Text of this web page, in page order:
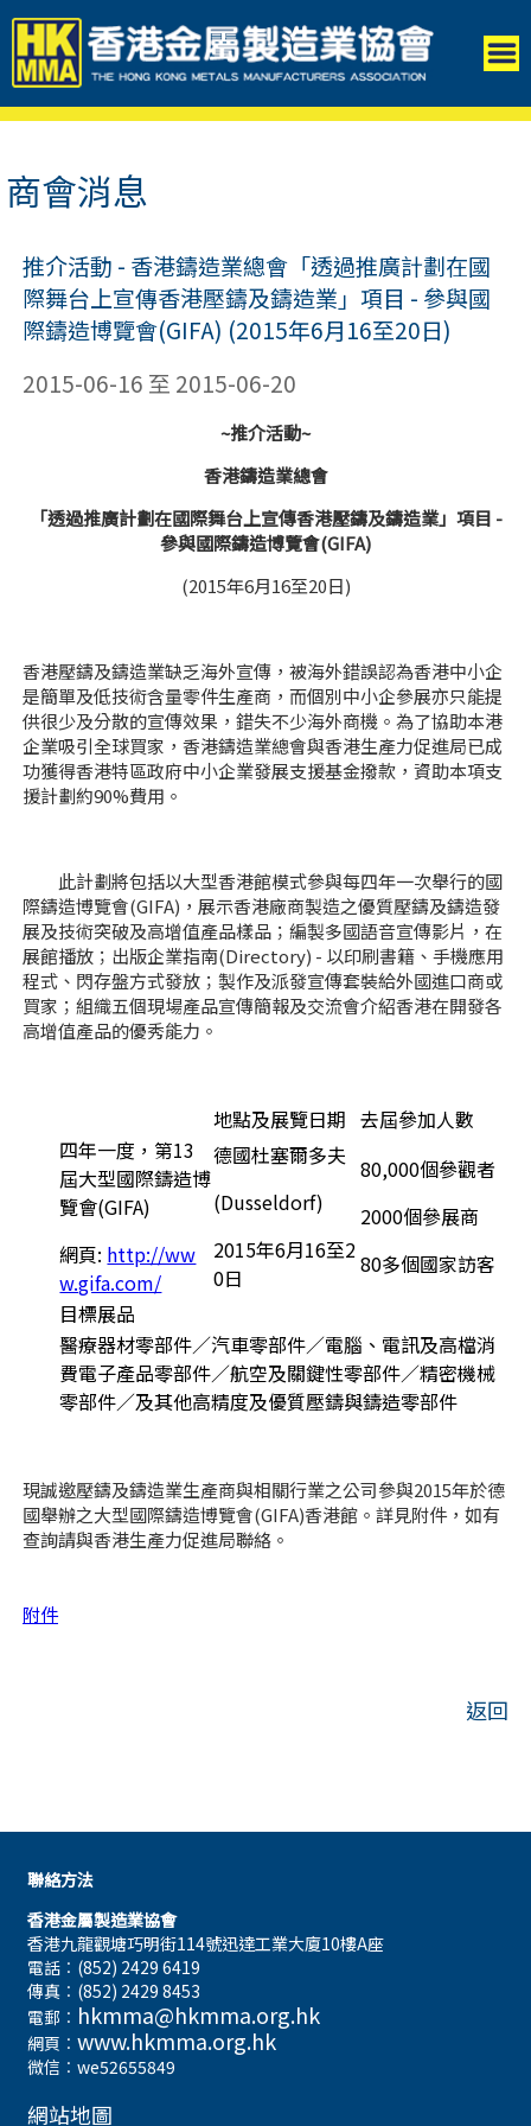
商會消息
推介活動 - 香港鑄造業總會「透過推廣計劃在國
際舞台上宣傳香港壓鑄及鑄造業」項目 - 參與國
際鑄造博覽會(GIFA) (2015年6月16至20日)
2015-06-16 至 2015-06-20
~推介活動~
香港鑄造業總會
「透過推廣計劃在國際舞台上宣傳香港壓鑄及鑄造業」項目 -
參與國際鑄造博覽會(GIFA)
(2015年6月16至20日)
香港壓鑄及鑄造業缺乏海外宣傳，被海外錯誤認為香港中小企
是簡單及低技術含量零件生產商，而個別中小企參展亦只能提
供很少及分散的宣傳效果，錯失不少海外商機。為了協助本港
企業吸引全球買家，香港鑄造業總會與香港生產力促進局已成
功獲得香港特區政府中小企業發展支援基金撥款，資助本項支
援計劃約90%費用。
此計劃將包括以大型香港館模式參與每四年一次舉行的國
際鑄造博覽會(GIFA)，展示香港廠商製造之優質壓鑄及鑄造發
展及技術突破及高增值產品樣品；編製多國語音宣傳影片，在
展館播放；出版企業指南(Directory) - 以印刷書籍、手機應用
程式、閃存盤方式發放；製作及派發宣傳套裝給外國進口商或
買家；組織五個現場產品宣傳簡報及交流會介紹香港在開發各
高增值產品的優秀能力。
地點及展覽日期 去屆參加人數
四年一度，第13
屆大型國際鑄造博
覽會(GIFA)
網頁: http://ww
w.gifa.com/
德國杜塞爾多夫
(Dusseldorf)
2015年6月16至2
0日
80,000個參觀者
2000個參展商
80多個國家訪客
目標展品
醫療器材零部件／汽車零部件／電腦、電訊及高檔消
費電子產品零部件／航空及關鍵性零部件／精密機械
零部件／及其他高精度及優質壓鑄與鑄造零部件
現誠邀壓鑄及鑄造業生產商與相關行業之公司參與2015年於德
國舉辦之大型國際鑄造博覽會(GIFA)香港館。詳見附件，如有
查詢請與香港生產力促進局聯絡。
附件
返回
聯絡方法
香港金屬製造業協會
香港九龍觀塘巧明街114號迅達工業大廈10樓A座
電話︰(852) 2429 6419
傳真︰(852) 2429 8453
電郵︰ hkmma@hkmma.org.hk
網頁︰ www.hkmma.org.hk
微信︰we52655849
網站地圖